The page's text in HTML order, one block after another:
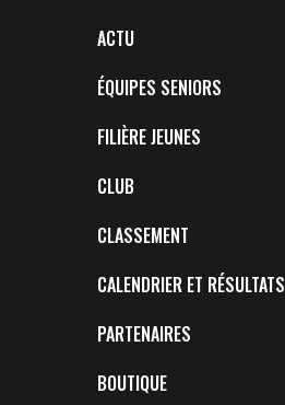
ACTU
ÉQUIPES SENIORS
FILIÈRE JEUNES
CLUB
CLASSEMENT
CALENDRIER ET RÉSULTATS
PARTENAIRES
BOUTIQUE